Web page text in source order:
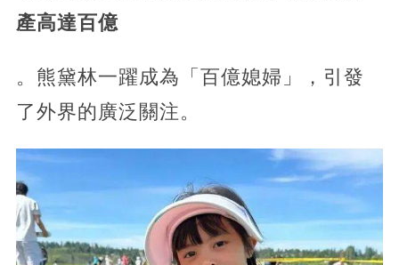
產高達百億
。熊黛林一躍成為「百億媳婦」，引發
了外界的廣泛關注。